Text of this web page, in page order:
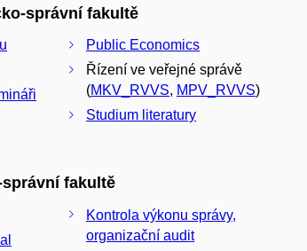
správní fakultě
Public Economics
Řízení ve veřejné správě
(MKV_RVVS, MPV_RVVS)
Studium literatury
fakultě
Kontrola výkonu správy,
organizační audit